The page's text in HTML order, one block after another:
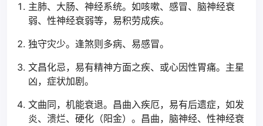
主肺、大肠、神经系统。如咳嗽、感冒、脑神经衰
弱、性神经衰弱等，易积劳成疾。
独守灾少。逢煞则多病、易感冒。
文昌化忌，易有精神方面之疾、或心因性胃痛。主星
凶，症状加剧。
文曲同，机能衰退。昌曲入疾厄，易有后遗症，如发
炎、溃烂、硬化（阳金）。昌曲，脑神经、性神经衰